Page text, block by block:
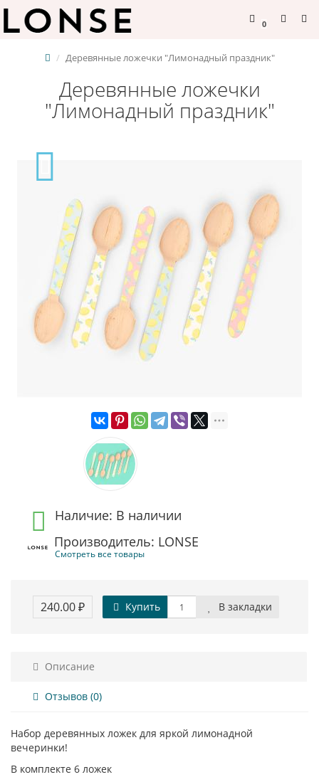
0
Деревянные ложечки "Лимонадный праздник"
Деревянные ложечки
"Лимонадный праздник"
Наличие: В наличии
Производитель: LONSE
Смотреть все товары
240.00 ₽ Купить В закладки
Описание
Отзывов (0)
Набор деревянных ложек для яркой лимонадной
вечеринки!
В комплекте 6 ложек